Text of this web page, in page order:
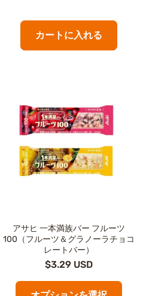
カートに入れる
アサヒ 一本満族バー フルーツ
100（フルーツ＆グラノーラチョコ
レートバー）
$3.29 USD